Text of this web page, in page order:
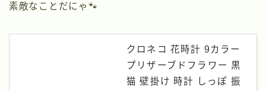
素敵なことだにゃ🐾
クロネコ 花時計 9カラー
プリザーブドフラワー 黒
猫 壁掛け 時計 しっぽ 振